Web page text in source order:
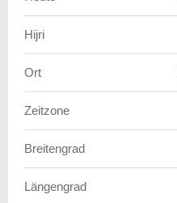
Hijri
Ort
Zeitzone
Breitengrad
Längengrad